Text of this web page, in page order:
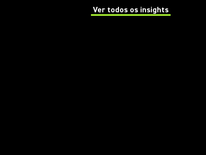
Ver todos os insights
(Opens in a new tab)